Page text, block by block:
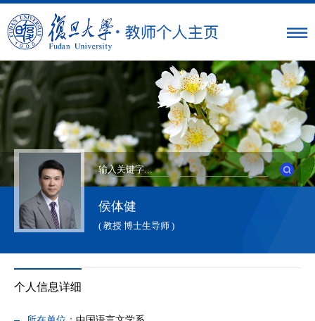
侯体健
( 教授 博士生导师 )
个人信息详细